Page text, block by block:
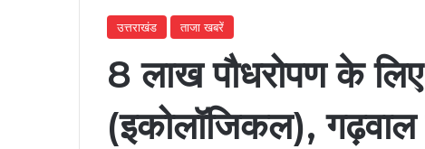
उत्तराखंड ताजा खबरें
8 लाख पौधरोपण के
(इकोलॉजिकल), गढ़वाल